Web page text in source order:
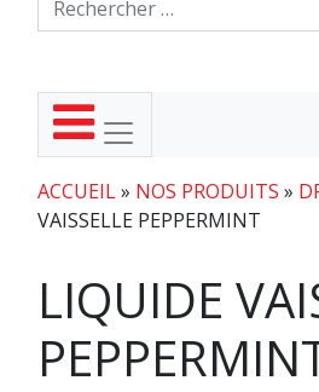
ACCUEIL» NOS PRODUITS »
VAISSELLE PEPPERMINT
LIQUIDE